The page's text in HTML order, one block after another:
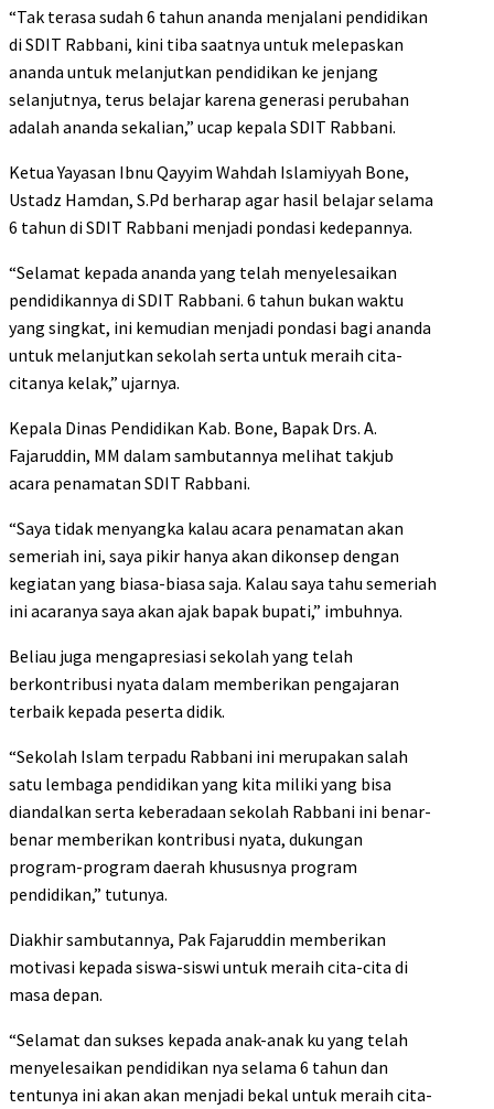
“Tak terasa sudah 6 tahun ananda menjalani pendidikan
di SDIT Rabbani, kini tiba saatnya untuk melepaskan
ananda untuk melanjutkan pendidikan ke jenjang
selanjutnya, terus belajar karena generasi perubahan
adalah ananda sekalian,” ucap kepala SDIT Rabbani.
Ketua Yayasan Ibnu Qayyim Wahdah Islamiyyah Bone,
Ustadz Hamdan, S.Pd berharap agar hasil belajar selama
6 tahun di SDIT Rabbani menjadi pondasi kedepannya.
“Selamat kepada ananda yang telah menyelesaikan
pendidikannya di SDIT Rabbani. 6 tahun bukan waktu
yang singkat, ini kemudian menjadi pondasi bagi ananda
untuk melanjutkan sekolah serta untuk meraih cita-
citanya kelak,” ujarnya.
Kepala Dinas Pendidikan Kab. Bone, Bapak Drs. A.
Fajaruddin, MM dalam sambutannya melihat takjub
acara penamatan SDIT Rabbani.
“Saya tidak menyangka kalau acara penamatan akan
semeriah ini, saya pikir hanya akan dikonsep dengan
kegiatan yang biasa-biasa saja. Kalau saya tahu semeriah
ini acaranya saya akan ajak bapak bupati,” imbuhnya.
Beliau juga mengapresiasi sekolah yang telah
berkontribusi nyata dalam memberikan pengajaran
terbaik kepada peserta didik.
“Sekolah Islam terpadu Rabbani ini merupakan salah
satu lembaga pendidikan yang kita miliki yang bisa
diandalkan serta keberadaan sekolah Rabbani ini benar-
benar memberikan kontribusi nyata, dukungan
program-program daerah khususnya program
pendidikan,” tutunya.
Diakhir sambutannya, Pak Fajaruddin memberikan
motivasi kepada siswa-siswi untuk meraih cita-cita di
masa depan.
“Selamat dan sukses kepada anak-anak ku yang telah
menyelesaikan pendidikan nya selama 6 tahun dan
tentunya ini akan akan menjadi bekal untuk meraih cita-